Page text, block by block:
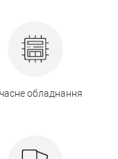
обладнання